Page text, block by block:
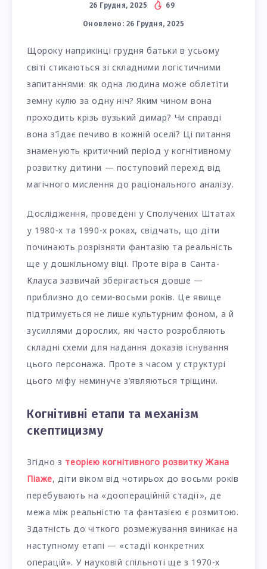
26 Грудня, 2025 69
Оновлено: 26 Грудня, 2025
Щороку наприкінці грудня батьки в усьому
світі стикаються зі складними логістичними
запитаннями: як одна людина може облетіти
земну кулю за одну ніч? Яким чином вона
проходить крізь вузький димар? Чи справді
вона з’їдає печиво в кожній оселі? Ці питання
знаменують критичний період у когнітивному
розвитку дитини — поступовий перехід від
магічного мислення до раціонального аналізу.
Дослідження, проведені у Сполучених Штатах
у 1980-х та 1990-х роках, свідчать, що діти
починають розрізняти фантазію та реальність
ще у дошкільному віці. Проте віра в Санта-
Клауса зазвичай зберігається довше —
приблизно до семи-восьми років. Це явище
підтримується не лише культурним фоном, а й
зусиллями дорослих, які часто розробляють
складні схеми для надання доказів існування
цього персонажа. Проте з часом у структурі
цього міфу неминуче з’являються тріщини.
Когнітивні етапи та механізм
скептицизму
Згідно з теорією когнітивного розвитку Жана
Піаже, діти віком від чотирьох до восьми років
перебувають на «доопераційній стадії», де
межа між реальністю та фантазією є розмитою.
Здатність до чіткого розмежування виникає на
наступному етапі — «стадії конкретних
операцій». У науковій спільноті ще з 1970-х